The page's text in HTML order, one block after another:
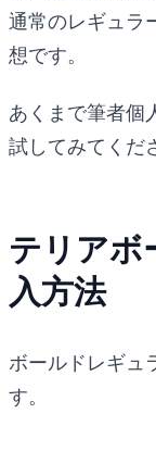
通常のレギュラ
想です。
あくまで筆者個
試してみてくだ
テリアボ
入方法
ボールドレギュ
す。